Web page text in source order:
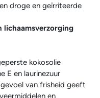
droge en geïrriteerde
lichaamsverzorging
kokosolie
E en laurinezuur
van frisheid geeft
en